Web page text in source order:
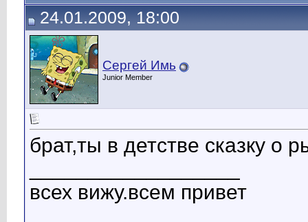
24.01.2009, 18:00
Сергей Имь
Junior Member
брат,ты в детстве сказку о
всех вижу.всем привет